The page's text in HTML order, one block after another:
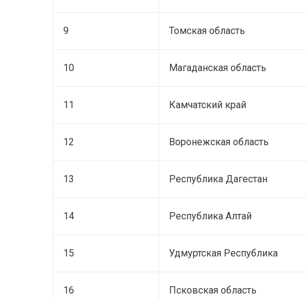
9 Томская область
10 Магаданская область
11 Камчатский край
12 Воронежская область
13 Республика Дагестан
14 Республика Алтай
15 Удмуртская Республика
16 Псковская область